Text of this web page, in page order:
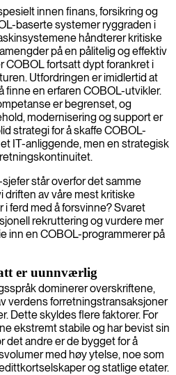
for å vedlikeholde, oppdatere og
stormaskinapplikasjoner, samtidig
innen finans, forsikring og
baserte systemer ryggraden i
håndterer kritiske
på en pålitelig og effektiv
COBOL fortsatt dypt forankret i
Utfordringen er imidlertid at
finne en erfaren COBOL-utvikler.
er begrenset, og
modernisering og support er
strategi for å skaffe COBOL-
IT-anliggende, men en strategisk
står overfor det samme
driften av våre mest kritiske
ferd med å forsvinne? Svaret
rekruttering og vurdere mer
inn en COBOL-programmerer på
er uunnværlig
dominerer overskriftene,
verdens forretningstransaksjoner
Dette skyldes flere faktorer. For
ekstremt stabile og har bevist sin
det andre er de bygget for å
med høy ytelse, noe som
og statlige etater.